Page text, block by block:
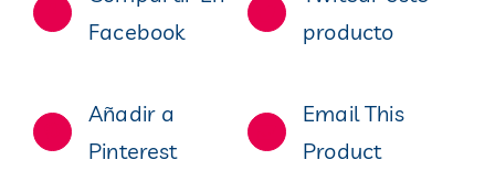
Facebook
producto
Añadir a
Pinterest
Email This
Product